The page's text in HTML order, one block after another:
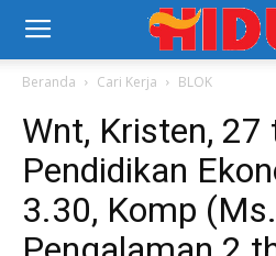
Beranda Cari Kerja BLOK
Wnt, Kristen, 27
Pendidikan
3.30, Komp